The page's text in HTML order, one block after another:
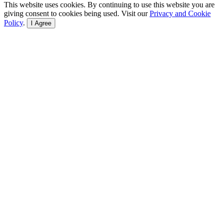
This website uses cookies. By continuing to use this website you are
giving consent to cookies being used. Visit ourPrivacy and Cookie
Policy. I Agree